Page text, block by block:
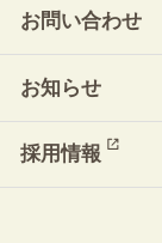
お問い合わせ
お知らせ
採用情報